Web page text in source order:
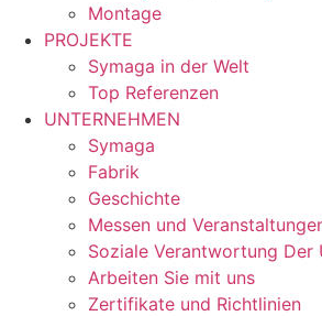
Montage
PROJEKTE
Symaga in der Welt
Top Referenzen
UNTERNEHMEN
Symaga
Fabrik
Geschichte
Messen und
Soziale Verantwortung Der
Arbeiten Sie mit uns
Zertifikate und Richtlinien